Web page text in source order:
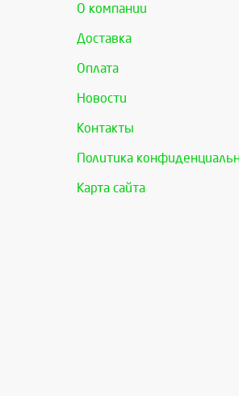
О компании
Доставка
Оплата
Новости
Контакты
Политика
Карта сайта